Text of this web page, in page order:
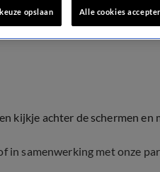
kijkje achter de schermen en
samenwerking met onze
opslaan Alle cookies